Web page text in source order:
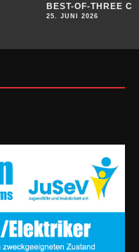
BEST-OF-THREE CUP
25. JUNI 2026